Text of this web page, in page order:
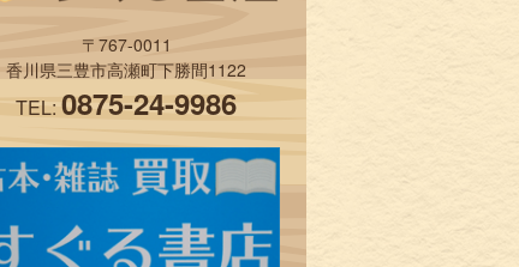
〒767-0011
香川県三豊市高瀬町下勝間1122
TEL:0875-24-9986